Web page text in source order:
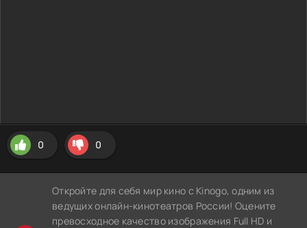
0 0
Откройте для себя мир кино с Kinogo, одним из
ведущих онлайн-кинотеатров России! Оцените
превосходное качество изображения Full HD и